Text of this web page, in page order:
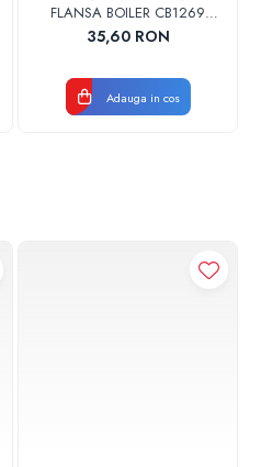
FLANSA BOILER CB1269
102356 ORIGINAL TESY
35,60 RON
Adauga in cos